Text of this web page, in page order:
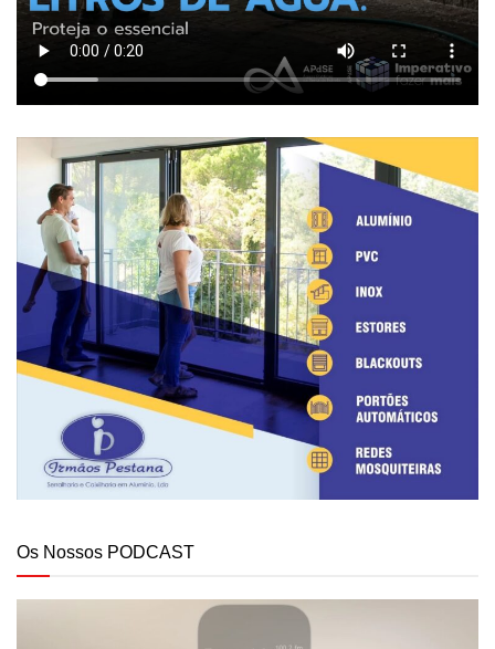
Os Nossos PODCAST